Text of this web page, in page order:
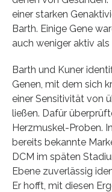
einer starken
Barth. Einige Gene
auch weniger aktiv
Barth und Kuner
Genen, mit dem sich
einer Sensitivität von
ließen. Dafür
Herzmuskel-Proben.
bereits bekannte
DCM im späten
Ebene zuverlässig
Er hofft, mit diesen